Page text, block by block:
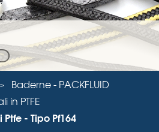
Baderne - PACKFLUID
in PTFE
- Tipo Pf164